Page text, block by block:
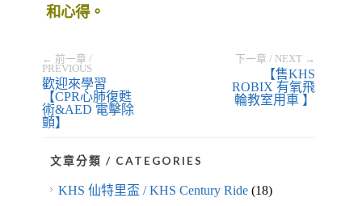
和心得。
← 前一章 /
PREVIOUS
歡迎來學習
【CPR心肺復甦
術&AED 電擊除
顫】
下一章 / NEXT →
【售KHS
ROBIX 有氧飛
輪教室用車 】
文章分類 / CATEGORIES
KHS 仙特里盃 / KHS Century Ride(18)